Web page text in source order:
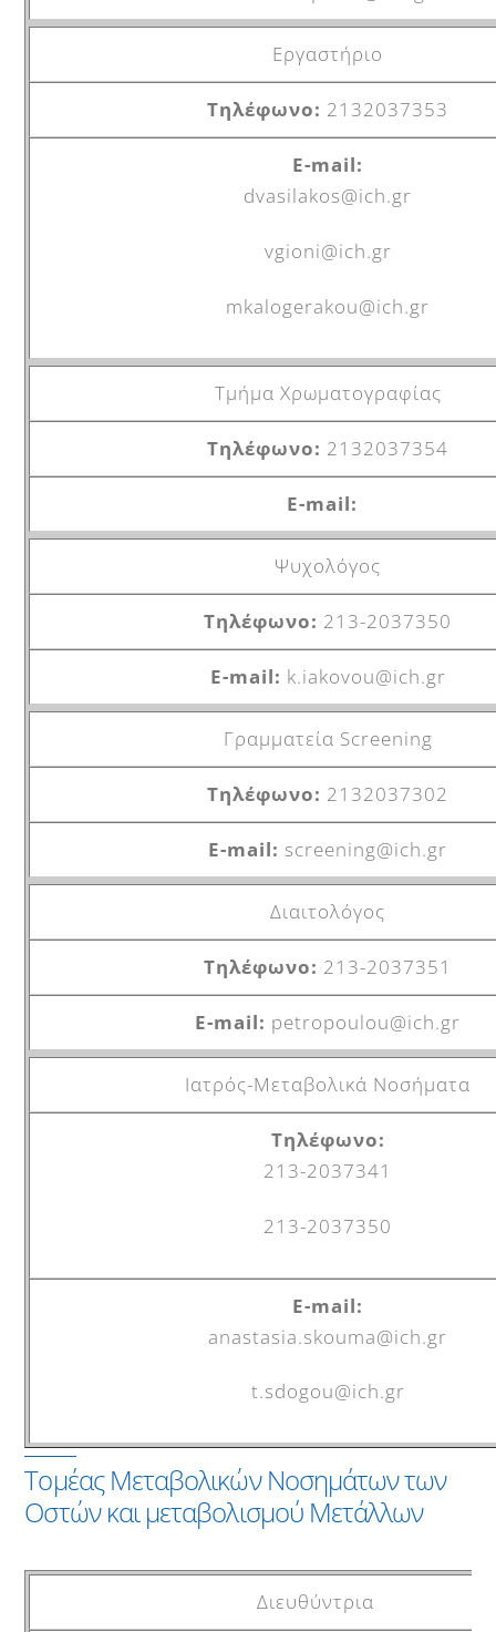
Εργαστήριο
2132037353
dvasilakos@ich.gr
vgioni@ich.gr
mkalogerakou@ich.gr
Τμήμα Χρωματογραφίας
2132037354
Ψυχολόγος
213-2037350
k.iakovou@ich.gr
Γραμματεία Screening
2132037302
screening@ich.gr
Διαιτολόγος
213-2037351
petropoulou@ich.gr
Ιατρός-Μεταβολικά Νοσήματα
213-2037341
213-2037350
anastasia.skouma@ich.gr
t.sdogou@ich.gr
Τομέας Μεταβολικών Νοσημάτων των
Οστών και μεταβολισμού Μετάλλων
Διευθύντρια